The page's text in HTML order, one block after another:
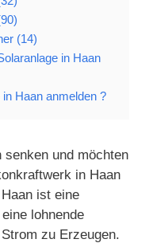
(14)
in Haan
Haan anmelden ?
und möchten
in Haan
ist eine
lohnende
zu Erzeugen.